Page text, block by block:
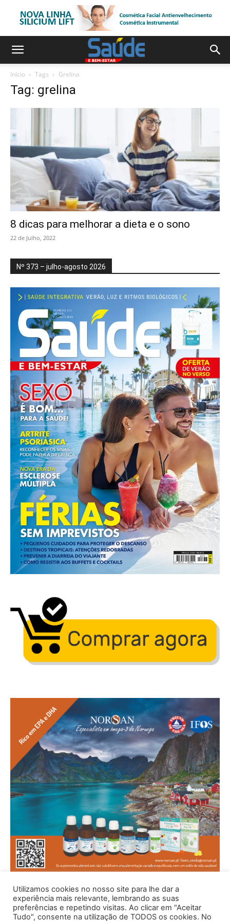
Início Tags Grelina
Tag: grelina
8 dicas para melhorar a dieta e o sono
22 de Julho, 2022
Nº 373 – julho-agosto 2026
Utilizamos cookies no nosso site para lhe dar a
experiência mais relevante, lembrando as suas
preferências e repetindo visitas. Ao clicar em "Aceitar
Tudo", consente na utilização de TODOS os cookies. No